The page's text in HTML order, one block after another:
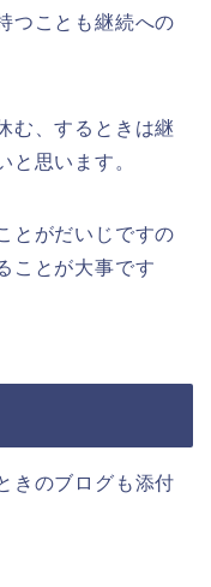
つことも継続への
む、するときは継
と思います。
とがだいじですの
ことが大事です
きのブログも添付